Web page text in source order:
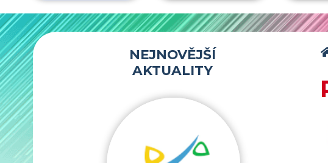
NEJNOVĚJŠÍ
AKTUALITY